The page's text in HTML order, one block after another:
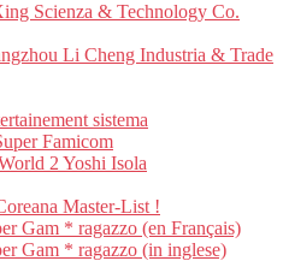
Scienza & Technology Co.
Li Cheng Industria & Trade
sistema
Famicom
2 Yoshi Isola
Master-List !
Gam * ragazzo (en Français)
Gam * ragazzo (in inglese)